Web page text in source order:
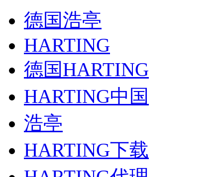
德国浩亭
HARTING
德国HARTING
HARTING中国
浩亭
HARTING下载